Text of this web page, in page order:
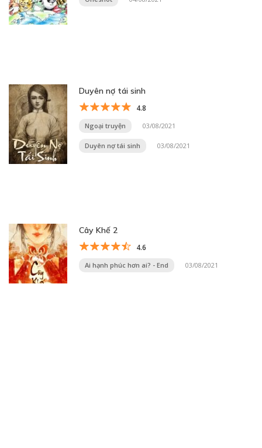
Duyên nợ tái sinh
4.8
Ngoại truyện 03/08/2021
Duyên nợ tái sinh 03/08/2021
Cây Khế 2
4.6
Ai hạnh phúc hơn ai? - End 03/08/2021